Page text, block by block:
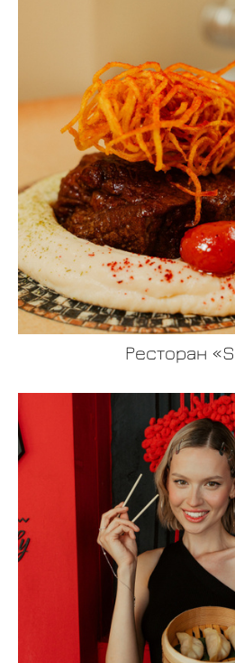
Ресторан